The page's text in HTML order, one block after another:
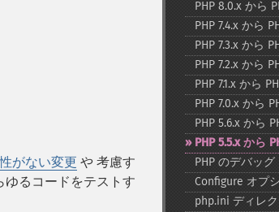
がない変更 や 考慮す
ゆるコードをテストす
PHP 8.0.x から
PHP 7.4.x から
PHP 7.3.x から
PHP 7.2.x から
PHP 7.1.x から
PHP 7.0.x から
PHP 5.6.x から
PHP 5.5.x から
PHP のデバッグ
Configure オプ
php.ini ディレ